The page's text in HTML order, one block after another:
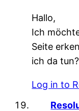
Hallo,
Ich
Seite
ich da tun?
Log in to